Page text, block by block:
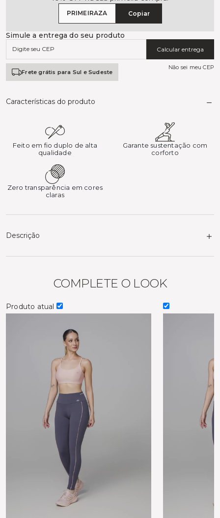
PRIMEIRAZA Copiar
Simule a entrega do seu produto
Calcular entrega
Frete grátis para Sul e Sudeste
Não sei meu CEP
Características do produto
Feito em fio duplo de alta
qualidade
Garante sustentação com
corforto
Zero transparência em cores
claras
Descrição
COMPLETE O LOOK
Produto atual